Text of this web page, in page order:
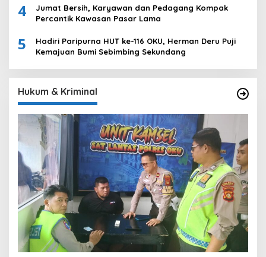
4
Jumat Bersih, Karyawan dan Pedagang Kompak
Percantik Kawasan Pasar Lama
5
Hadiri Paripurna HUT ke-116 OKU, Herman Deru Puji
Kemajuan Bumi Sebimbing Sekundang
Hukum & Kriminal